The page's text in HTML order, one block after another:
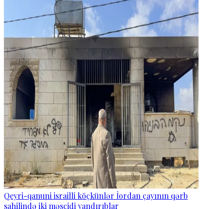
Qeyri-qanuni israilli köçkünlər İordan çayının qərb
sahilində iki məscidi yandırıblar